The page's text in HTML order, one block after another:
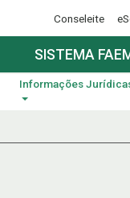
Conseleite
SISTEMA
Informações